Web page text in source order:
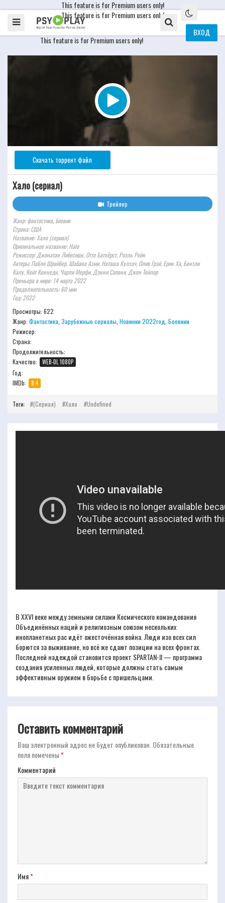
This feature is for Premium users only!
This feature is for Premium users only!
ВХОД
This feature is for Premium users only!
Скачать торрент файл
Хало (сериал)
Трейлер
Жанр: фантастика, боевик
Страна: США
Название: Хало (сериал)
Оригинальное название: Halo
Режиссер: Джонатан Либесман, Отто Батхёрст, Роэль Рейн
Актеры: Пабло Шрайбер, Шабана Азми, Наташа Кулзач, Олив Грэй, Ерин Ха, Бентли
Калу, Кейт Кеннеди, Чарли Мерфи, Дэнни Сапани, Джен Тейлор
Премьера в мире: 14 марта 2022
Продолжительность: 60 мин
Год: 2022
Просмотры: 622
Жанр: Фантастика Зарубежные сериалы Новинки 2022год Боевики
Режисер:
Страна:
Продолжительность:
Качество:
WEB-DL 1080P
Год:
IMDb:
8.4
Теги: (сериал) Хало Undefined
В XXVI веке между земными силами Космического командования
Объединённых наций и религиозным союзом нескольких
инопланетных рас идёт ожесточённая война. Люди изо всех сил
борются за выживание, но всё же сдают позиции на всех фронтах.
Последней надеждой становится проект SPARTAN-II — программа
создания усиленных людей, которые должны стать самым
эффективным оружием в борьбе с пришельцами.
Оставить комментарий
Ваш электронный адрес не будет опубликован. Обязательные
поля помечены*
Комментарий
Имя*